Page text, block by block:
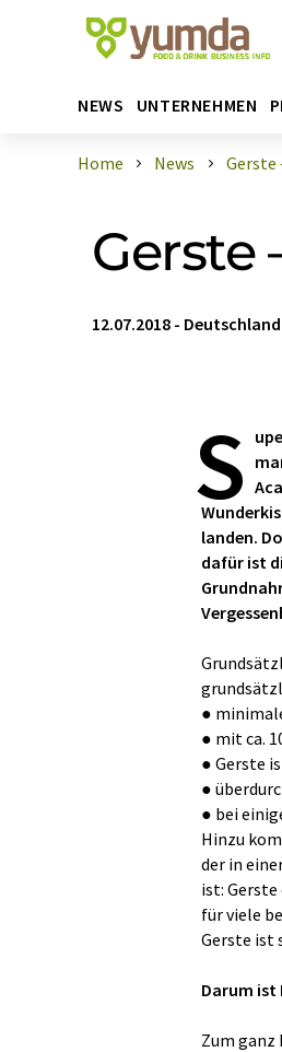
NEWS UNTERNEHMEN
Home News Gerste
Gerste
12.07.2018 - Deutschland
S
landen.
dafür ist
●
● mit ca.
● Gerste
●
● bei
Hinzu
der in
ist:
für viele
Gerste ist
Darum ist
Zum ganz